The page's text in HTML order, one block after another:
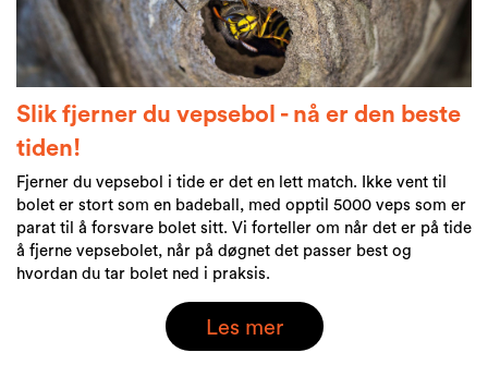
Slik fjerner du vepsebol - nå er den beste
tiden!
Fjerner du vepsebol i tide er det en lett match. Ikke vent til
bolet er stort som en badeball, med opptil 5000 veps som er
parat til å forsvare bolet sitt. Vi forteller om når det er på tide
å fjerne vepsebolet, når på døgnet det passer best og
hvordan du tar bolet ned i praksis.
Les mer